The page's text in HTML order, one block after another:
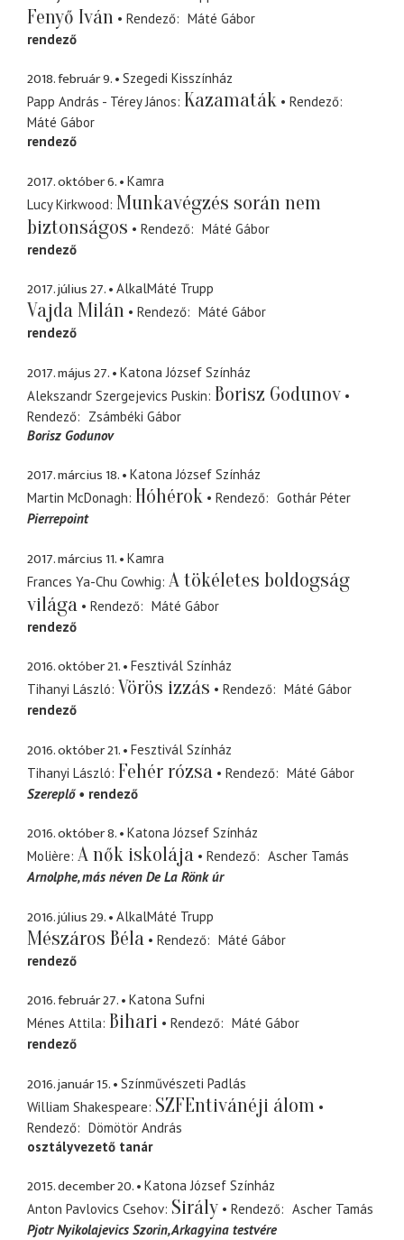
Fenyő Iván Rendező
Máté Gábor
rendező
2018. február 9.
Szegedi Kisszínház
Papp András - Térey János Kazamaták
Rendező
Máté Gábor
rendező
2017. október 6.
Kamra
Lucy Kirkwood Munkavégzés során nem
biztonságos
Rendező
Máté Gábor
rendező
2017. július 27. AlkalMáté Trupp
Vajda Milán Rendező
Máté Gábor
rendező
2017. május 27.
Katona József Színház
Alekszandr Szergejevics Puskin Borisz Godunov
Rendező
Zsámbéki Gábor
Borisz Godunov
2017. március 18.
Katona József Színház
Martin McDonagh Hóhérok Rendező
Gothár Péter
Pierrepoint
2017. március 11.
Kamra
Frances Ya-Chu Cowhig A tökéletes boldogság
világa
Rendező
Máté Gábor
rendező
2016. október 21.
Fesztivál Színház
Tihanyi László Vörös izzás Rendező
Máté Gábor
rendező
2016. október 21.
Fesztivál Színház
Tihanyi László Fehér rózsa Rendező
Máté Gábor
Szereplő
rendező
2016. október 8.
Katona József Színház
Molière A nők iskolája Rendező
Ascher Tamás
Arnolphe más néven De La Rönk úr
2016. július 29. AlkalMáté Trupp
Mészáros Béla Rendező
Máté Gábor
rendező
2016. február 27.
Katona Sufni
Ménes Attila Bihari Rendező
Máté Gábor
rendező
2016. január 15.
Színművészeti Padlás
William Shakespeare SZFEntivánéji álom
Rendező
Dömötör András
osztályvezető tanár
2015. december 20.
Katona József Színház
Anton Pavlovics Csehov Sirály Rendező
Ascher Tamás
Pjotr Nyikolajevics Szorin Arkagyina testvére